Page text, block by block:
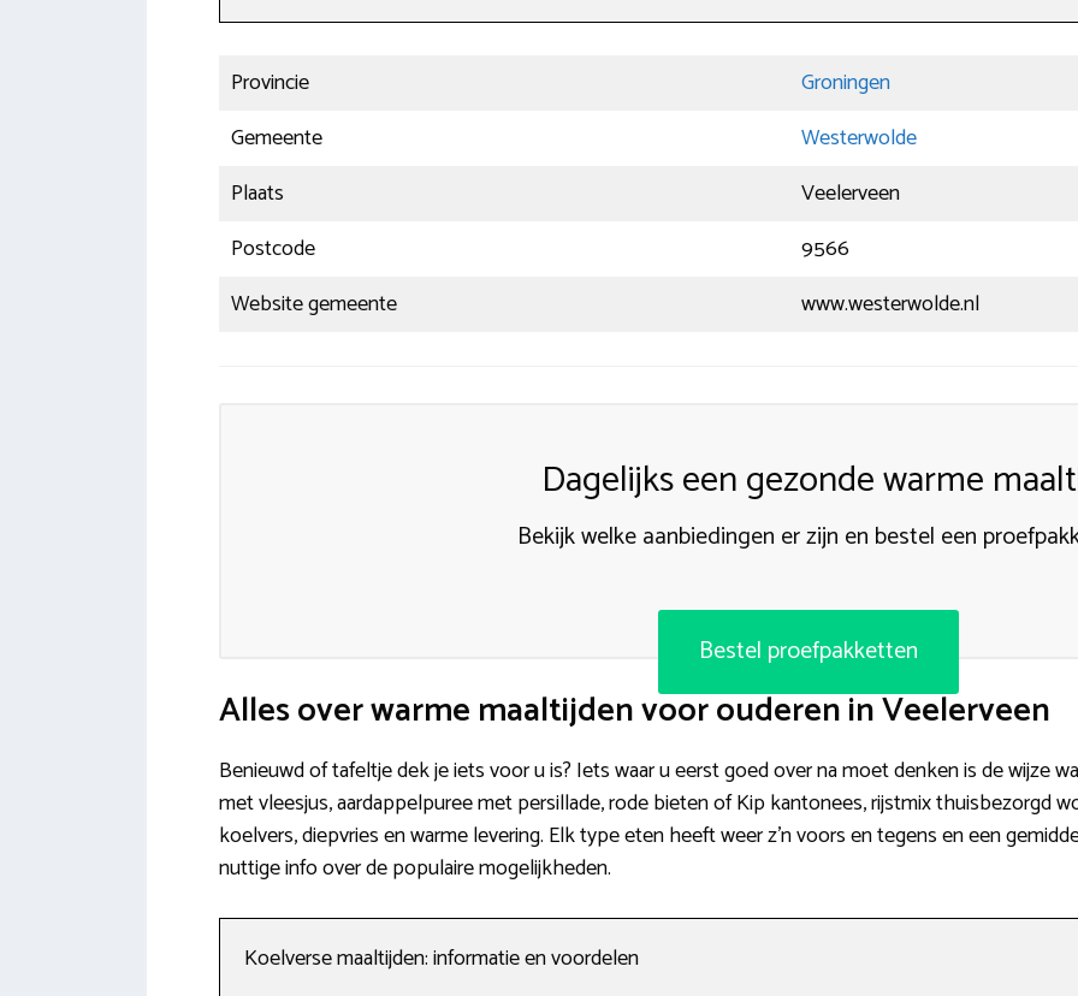
Provincie
Groningen
Gemeente
Westerwolde
Plaats
Veelerveen
Postcode
9566
Website gemeente
www.westerwolde.nl
Dagelijks een gezonde warme
Bekijk welke aanbiedingen er zijn en bestel een
Bestel proefpakketten
Alles over warme maaltijden voor ouderen in Veelerveen
Benieuwd of tafeltje dek je iets voor u is? Iets waar u eerst goed over na moet denken is de wijze
met vleesjus, aardappelpuree met persillade, rode bieten of Kip kantonees, rijstmix thuisbezorgd
koelvers, diepvries en warme levering. Elk type eten heeft weer z’n voors en tegens en een
nuttige info over de populaire mogelijkheden.
Koelverse maaltijden: informatie en voordelen